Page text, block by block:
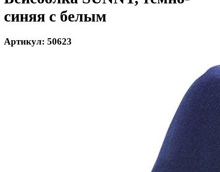
синяя с белым
Артикул: 50623